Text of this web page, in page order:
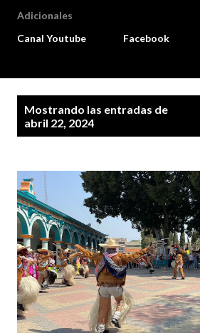
Adicionales
Canal Youtube
Facebook
Mostrando las entradas de
abril 22, 2024